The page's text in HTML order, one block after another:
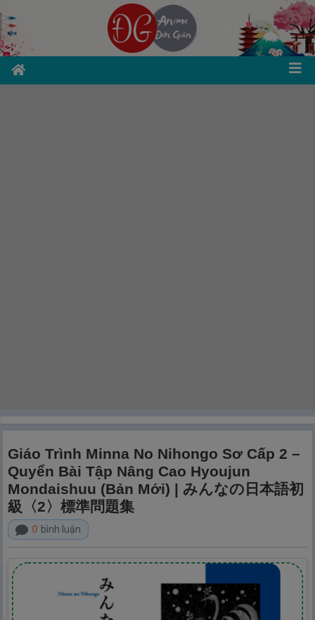
Giáo Trình Minna No Nihongo Sơ Cấp 2 –
Quyển Bài Tập Nâng Cao Hyoujun
Mondaishuu (Bản Mới) | みんなの日本語初
級〈2〉標準問題集
0 bình luận